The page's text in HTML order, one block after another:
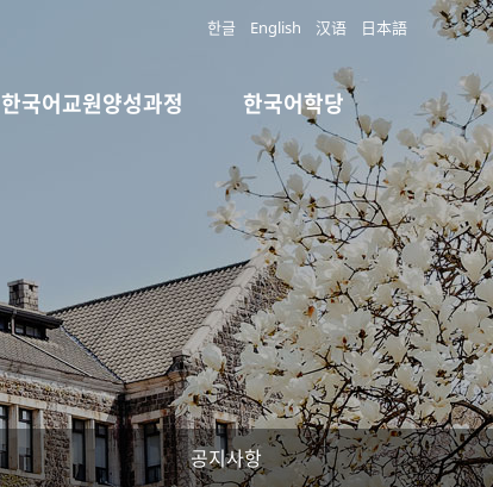
한글 English 汉语 日本語
한국어교원양성과정 한국어학당
공지사항